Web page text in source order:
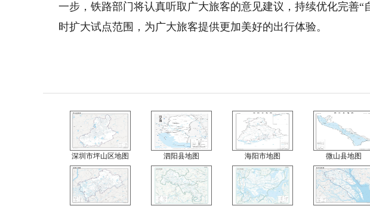
一步，铁路部门将认真听取广大旅客的意见建议，持续优化完善
时扩大试点范围，为广大旅客提供更加美好的出行体验。
深圳市坪山区地图 泗阳县地图 海阳市地图 微山县地图